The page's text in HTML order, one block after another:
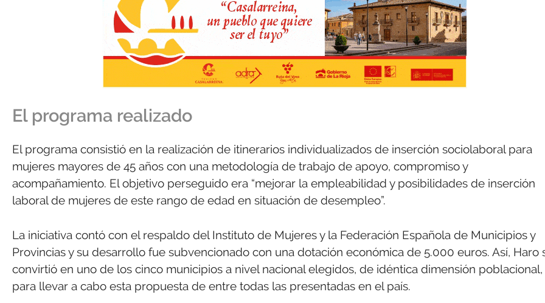
El programa realizado
El programa consistió en la realización de itinerarios individualizados de inserción sociolaboral para
mujeres mayores de 45 años con una metodología de trabajo de apoyo, compromiso y
acompañamiento. El objetivo perseguido era “mejorar la empleabilidad y posibilidades de inserción
laboral de mujeres de este rango de edad en situación de desempleo”.
La iniciativa contó con el respaldo del Instituto de Mujeres y la Federación Española de Municipios y
Provincias y su desarrollo fue subvencionado con una dotación económica de 5.000 euros. Así, Haro
convirtió en uno de los cinco municipios a nivel nacional elegidos, de idéntica dimensión poblacional,
para llevar a cabo esta propuesta de entre todas las presentadas en el país.